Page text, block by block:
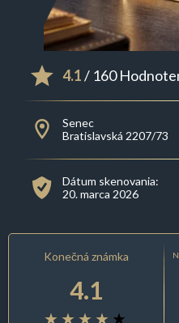
4.1/ 160
Senec
Bratislavská 2207/73
Dátum skenovania:
20. marca 2026
Konečná známka
4.1